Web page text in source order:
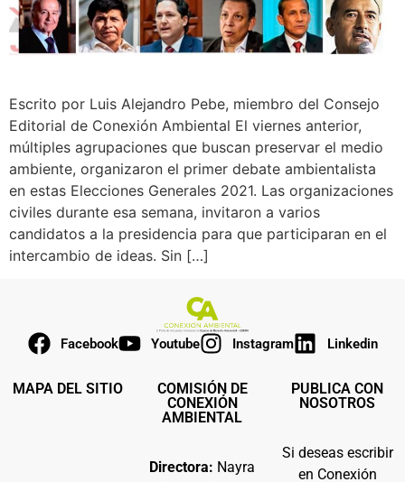
Escrito por Luis Alejandro Pebe, miembro del Consejo
Editorial de Conexión Ambiental El viernes anterior,
múltiples agrupaciones que buscan preservar el medio
ambiente, organizaron el primer debate ambientalista
en estas Elecciones Generales 2021. Las organizaciones
civiles durante esa semana, invitaron a varios
candidatos a la presidencia para que participaran en el
intercambio de ideas. Sin […]
Facebook Youtube Instagram Linkedin
MAPA DEL SITIO
COMISIÓN DE
CONEXIÓN
AMBIENTAL
Directora: Nayra
PUBLICA CON
NOSOTROS
Si deseas escribir
en Conexión